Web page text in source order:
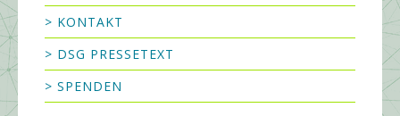
> KONTAKT
> DSG PRESSETEXT
> SPENDEN